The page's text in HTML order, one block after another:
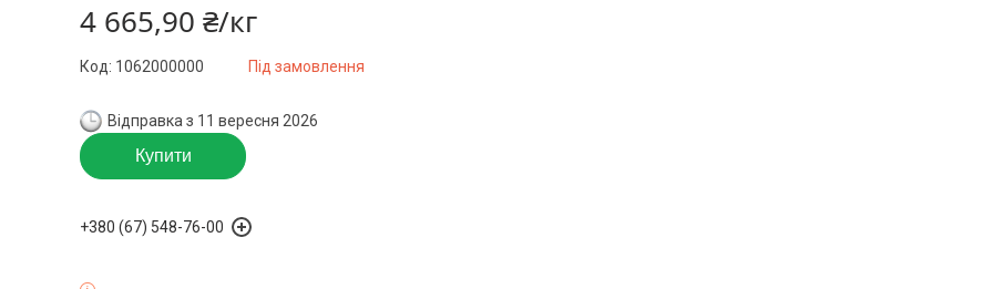
4 665,90 ₴/кг
Під замовлення
Код: 1062000000
Відправка з 11 вересня 2026
Купити
+380 (67) 548-76-00